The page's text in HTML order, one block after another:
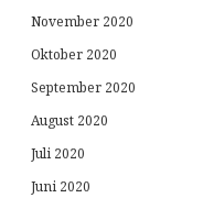
November 2020
Oktober 2020
September 2020
August 2020
Juli 2020
Juni 2020